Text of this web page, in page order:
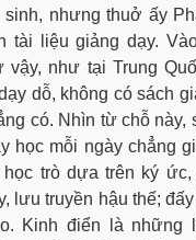
sinh, nhưng thuở ấy
tài liệu giảng dạy.
vậy, như tại Trung
dỗ, không có sách
có. Nhìn từ chỗ này,
học mỗi ngày chẳng
học trò dựa trên ký
lưu truyền hậu thế;
Kinh điển là những